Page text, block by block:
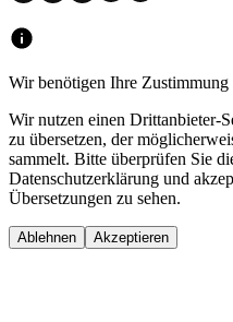
Wir benötigen Ihre
Wir nutzen einen Drittanbieter-
zu übersetzen, der
sammelt. Bitte überprüfen Sie
Datenschutzerklärung und
Übersetzungen zu sehen.
Ablehnen Akzeptieren